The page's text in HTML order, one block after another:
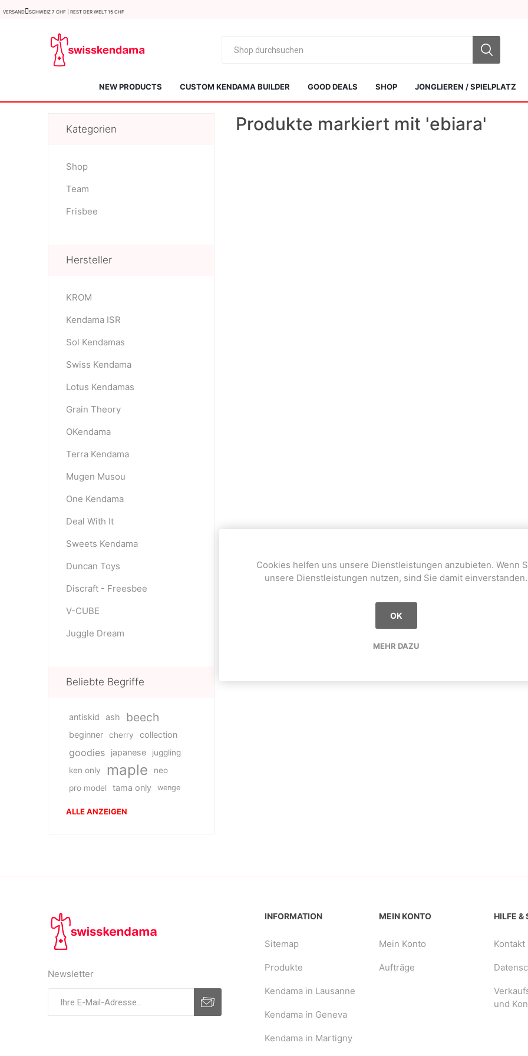
Versand Schweiz 7 CHF | Rest der Welt 15 CHF
NEW PRODUCTS CUSTOM KENDAMA BUILDER GOOD DEALS SHOP JONGLIEREN / SPIELPLATZ
Produkte markiert mit 'ebiara'
Kategorien
Shop
Team
Frisbee
Hersteller
KROM
Kendama ISR
Sol Kendamas
Swiss Kendama
Lotus Kendamas
Grain Theory
OKendama
Terra Kendama
Mugen Musou
One Kendama
Deal With It
Sweets Kendama
Duncan Toys
Discraft - Freesbee
V-CUBE
Juggle Dream
Beliebte Begriffe
antiskid ash beech
beginner cherry collection
goodies japanese
juggling
ken only
maple
neo
pro model
tama only wenge
ALLE ANZEIGEN
Newsletter
INFORMATION
Sitemap
Produkte
Kendama in Lausanne
Kendama in Geneva
Kendama in Martigny
MEIN KONTO
Mein Konto
Aufträge
HILFE &
Kontakt
und
Cookies helfen uns unsere Dienstleistungen anzubieten. Wenn
unsere Dienstleistungen nutzen, sind Sie damit einverstanden.
OK
MEHR DAZU